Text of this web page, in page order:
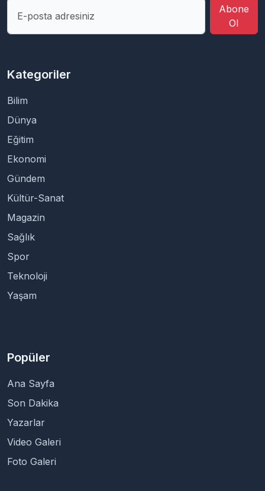
Abone
Ol
Kategoriler
Bilim
Dünya
Eğitim
Ekonomi
Gündem
Kültür-Sanat
Magazin
Sağlık
Spor
Teknoloji
Yaşam
Popüler
Ana Sayfa
Son Dakika
Yazarlar
Video Galeri
Foto Galeri